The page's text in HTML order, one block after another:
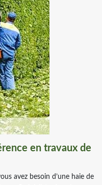
en travaux de
avez besoin d’une haie de